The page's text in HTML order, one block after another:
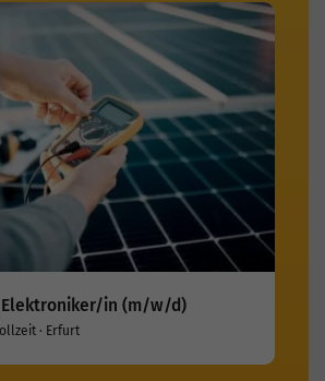
in (m/w/d)
· Erfurt